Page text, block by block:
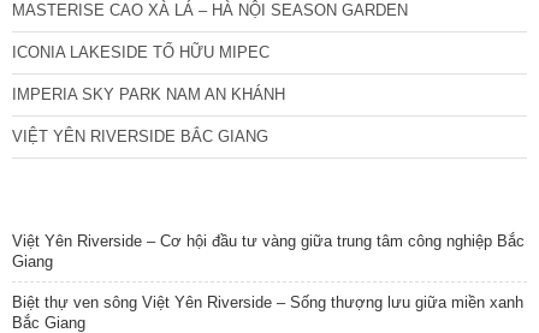
MASTERISE CAO XÀ LÁ – HÀ NỘI SEASON GARDEN
ICONIA LAKESIDE TỐ HỮU MIPEC
IMPERIA SKY PARK NAM AN KHÁNH
VIỆT YÊN RIVERSIDE BẮC GIANG
Việt Yên Riverside – Cơ hội đầu tư vàng giữa trung tâm công nghiệp Bắc
Giang
Biệt thự ven sông Việt Yên Riverside – Sống thượng lưu giữa miền xanh
Bắc Giang